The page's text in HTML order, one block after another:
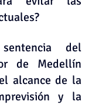
del
de Medellín
alcance de la
y la